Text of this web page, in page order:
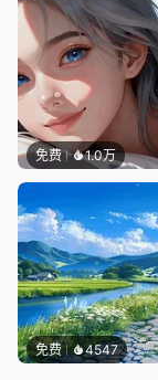
免费 1.0万
免费 4547